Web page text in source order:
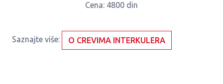
Cena: 4800 din
Saznajte više: O CREVIMA INTERKULERA